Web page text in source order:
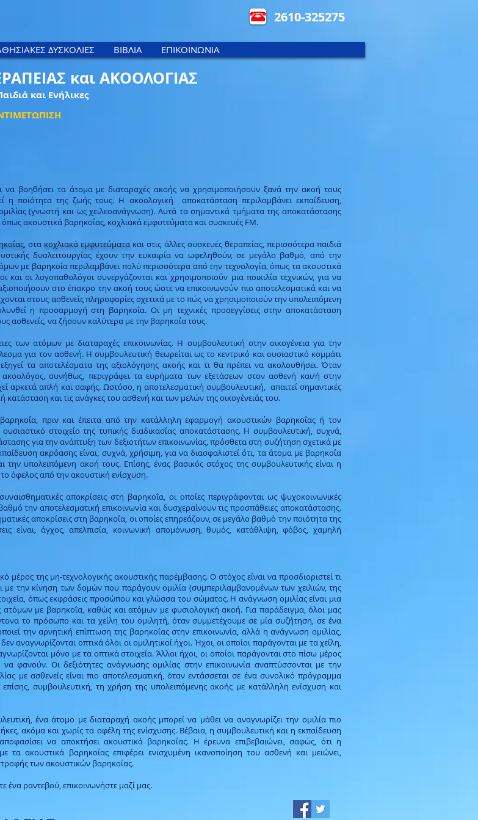
2610-325275
ΔΥΣΚΟΛΙΕΣ ΒΙΒΛΙΑ ΕΠΙΚΟΙΝΩΝΙΑ
και ΑΚΟΟΛΟΓΙΑΣ
και Ενήλικες
να βοηθήσει τα άτομα με διαταραχές ακοής να χρησιμοποιήσουν ξανά την ακοή τους
η ποιότητα της ζωής τους. Η ακοολογική αποκατάσταση περιλαμβάνει εκπαίδευση,
(γνωστή και ως χειλεοανάγνωση). Αυτά τα σημαντικά τμήματα της αποκατάστασης
ακουστικά βαρηκοΐας, κοχλιακά εμφυτεύματα και συσκευές FM.
, στα κοχλιακά εμφυτεύματα και στις άλλες συσκευές θεραπείας, περισσότερα παιδιά
δυσλειτουργίας έχουν την ευκαιρία να ωφεληθούν, σε μεγάλο βαθμό, από την
με βαρηκοΐα περιλαμβάνει πολύ περισσότερα από την τεχνολογία, όπως τα ακουστικά
οι λογοπαθολόγοι συνεργάζονται και χρησιμοποιούν μια ποικιλία τεχνικών, για να
στο έπακρο την ακοή τους ώστε να επικοινωνούν πιο αποτελεσματικά και να
στους ασθενείς πληροφορίες σχετικά με το πώς να χρησιμοποιούν την υπολειπόμενη
η προσαρμογή στη βαρηκοΐα. Οι μη τεχνικές προσεγγίσεις στην αποκατάσταση
ασθενείς, να ζήσουν καλύτερα με την βαρηκοΐα τους.
των ατόμων με διαταραχές επικοινωνίας. Η συμβουλευτική στην οικογένεια για την
για τον ασθενή. Η συμβουλευτική θεωρείται ως το κεντρικό και ουσιαστικό κομμάτι
τα αποτελέσματα της αξιολόγησης ακοής και τι θα πρέπει να ακολουθήσει. Όταν
συνήθως, περιγράφει τα ευρήματα των εξετάσεων στον ασθενή και/ή στην
αρκετά απλή και σαφής. Ωστόσο, η αποτελεσματική συμβουλευτική, απαιτεί σημαντικές
κατάσταση και τις ανάγκες του ασθενή και των μελών της οικογένειάς του.
πριν και έπειτα από την κατάλληλη εφαρμογή ακουστικών βαρηκοΐας ή τον
στοιχείο της τυπικής διαδικασίας αποκατάστασης. Η συμβουλευτική, συχνά,
για την ανάπτυξη των δεξιοτήτων επικοινωνίας, πρόσθετα στη συζήτηση σχετικά με
ακρόασης είναι, συχνά, χρήσιμη, για να διασφαλιστεί ότι, τα άτομα με βαρηκοΐα
υπολειπόμενη ακοή τους. Επίσης, ένας βασικός στόχος της συμβουλευτικής είναι η
όφελος από την ακουστική ενίσχυση.
αποκρίσεις στη βαρηκοΐα, οι οποίες περιγράφονται ως ψυχοκοινωνικές
την αποτελεσματική επικοινωνία και δυσχεραίνουν τις προσπάθειες αποκατάστασης.
αποκρίσεις στη βαρηκοΐα, οι οποίες επηρεάζουν, σε μεγάλο βαθμό την ποιότητα της
είναι, άγχος, απελπισία, κοινωνική απομόνωση, θυμός, κατάθλιψη, φόβος, χαμηλή
μέρος της μη-τεχνολογικής ακουστικής παρέμβασης. Ο στόχος είναι να προσδιοριστεί τι
με την κίνηση των δομών που παράγουν ομιλία (συμπεριλαμβανομένων των χειλιών, της
όπως εκφράσεις προσώπου και γλώσσα του σώματος. Η ανάγνωση ομιλίας είναι μια
ατόμων με βαρηκοΐα, καθώς και ατόμων με φυσιολογική ακοή. Για παράδειγμα, όλοι μας
το πρόσωπο και τα χείλη του ομιλητή, όταν συμμετέχουμε σε μία συζήτηση, σε ένα
την αρνητική επίπτωση της βαρηκοΐας στην επικοινωνία, αλλά η ανάγνωση ομιλίας,
αναγνωρίζονται οπτικά όλοι οι ομιλητικοί ήχοι. Ήχοι, οι οποίοι παράγονται με τα χείλη,
μόνο με τα οπτικά στοιχεία. Άλλοι ήχοι, οι οποίοι παράγονται στο πίσω μέρος
Οι δεξιότητες ανάγνωσης ομιλίας στην επικοινωνία αναπτύσσονται με την
με ασθενείς είναι πιο αποτελεσματική, όταν εντάσσεται σε ένα συνολικό πρόγραμμα
συμβουλευτική, τη χρήση της υπολειπόμενης ακοής με κατάλληλη ενίσχυση και
ένα άτομο με διαταραχή ακοής μπορεί να μάθει να αναγνωρίζει την ομιλία πιο
ακόμα και χωρίς τα οφέλη της ενίσχυσης. Βέβαια, η συμβουλευτική και η εκπαίδευση
να αποκτήσει ακουστικά βαρηκοΐας. Η έρευνα επιβεβαιώνει, σαφώς, ότι η
τα ακουστικά βαρηκοΐας επιφέρει ενισχυμένη ικανοποίηση του ασθενή και μειώνει,
των ακουστικών βαρηκοΐας.
ένα ραντεβού, επικοινωνήστε μαζί μας.